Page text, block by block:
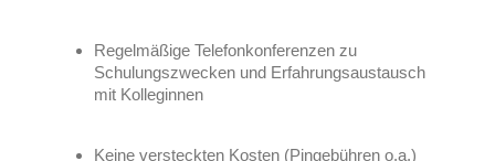
Regelmäßige Telefonkonferenzen zu
Schulungszwecken und Erfahrungsaustausch
mit Kolleginnen
Keine versteckten Kosten (Pingebühren o.a.)